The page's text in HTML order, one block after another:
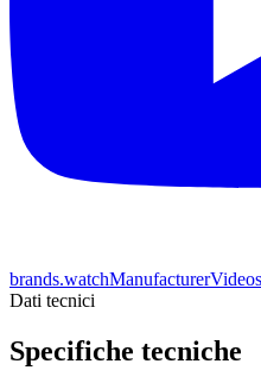
brands.watchManufacturerVideos
Dati tecnici
Specifiche tecniche